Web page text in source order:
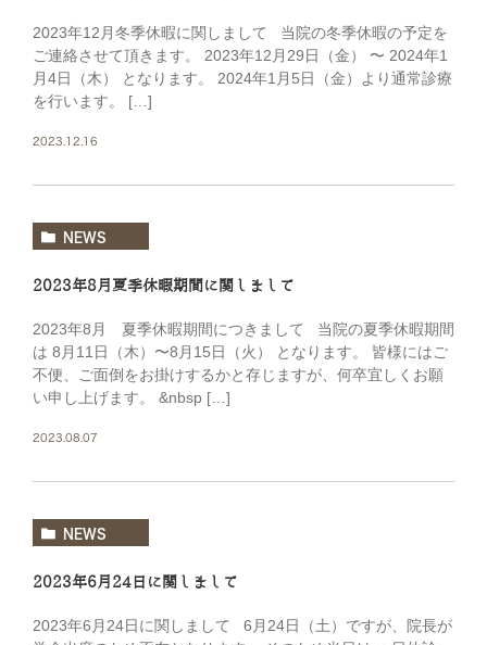
2023年12月冬季休暇に関しまして 当院の冬季休暇の予定を
ご連絡させて頂きます。 2023年12月29日（金） 〜 2024年1
月4日（木） となります。 2024年1月5日（金）より通常診療
を行います。 […]
2023.12.16
NEWS
2023年8月夏季休暇期間に関しまして
2023年8月 夏季休暇期間につきまして 当院の夏季休暇期間
は 8月11日（木）〜8月15日（火） となります。 皆様にはご
不便、ご面倒をお掛けするかと存じますが、何卒宜しくお願
い申し上げます。 &nbsp […]
2023.08.07
NEWS
2023年6月24日に関しまして
2023年6月24日に関しまして 6月24日（土）ですが、院長が